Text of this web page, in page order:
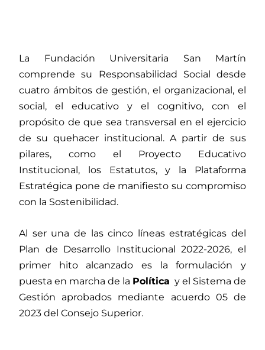
La Fundación Universitaria San Martín
comprende su Responsabilidad Social desde
cuatro ámbitos de gestión, el organizacional, el
social, el educativo y el cognitivo, con el
propósito de que sea transversal en el ejercicio
de su quehacer institucional. A partir de sus
pilares, como el Proyecto Educativo
Institucional, los Estatutos, y la Plataforma
Estratégica pone de manifiesto su compromiso
con la Sostenibilidad.
Al ser una de las cinco líneas estratégicas del
Plan de Desarrollo Institucional 2022-2026, el
primer hito alcanzado es la formulación y
puesta en marcha de la Política y el Sistema de
Gestión aprobados mediante acuerdo 05 de
2023 del Consejo Superior.